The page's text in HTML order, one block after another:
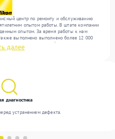
центр по ремонту и обслуживанию
опытом работы. В штате компании
опытом. За время работы к нам
выполнено выполнено более 12 000
от 300 устройств, включая , , . Мы
высокое качество обслуживания
далее
диагностика
устранением дефекта.